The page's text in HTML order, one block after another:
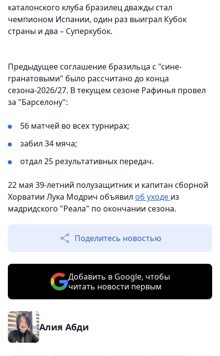
каталонского клуба бразилец дважды стал
чемпионом Испании, один раз выиграл Кубок
страны и два – Суперкубок.
Предыдущее соглашение бразильца с "сине-
гранатовыми" было рассчитано до конца
сезона-2026/27. В текущем сезоне Рафинья провел
за "Барселону":
56 матчей во всех турнирах;
забил 34 мяча;
отдал 25 результативных передач.
22 мая 39-летний полузащитник и капитан сборной
Хорватии Лука Модрич объявил об уходе из
мадридского "Реала" по окончании сезона.
Поделитесь новостью
Добавить в Google, чтобы
читать новости первым
Алия Абди